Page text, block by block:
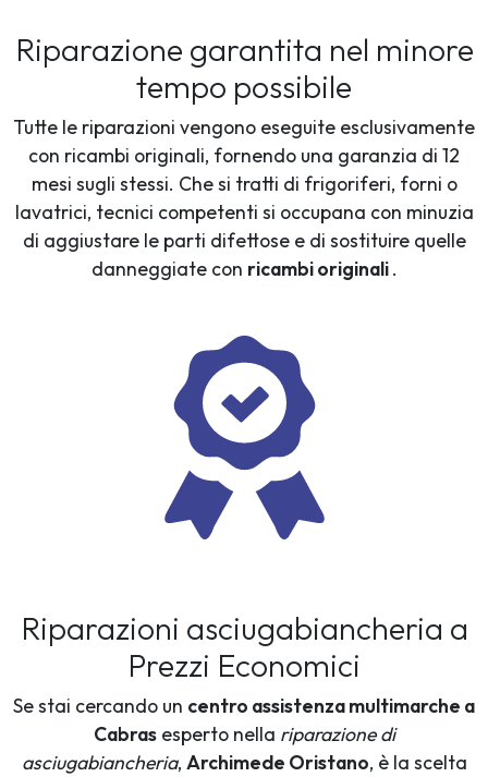
Riparazione garantita nel minore
tempo possibile
Tutte le riparazioni vengono eseguite esclusivamente
con ricambi originali, fornendo una garanzia di 12
mesi sugli stessi. Che si tratti di frigoriferi, forni o
lavatrici, tecnici competenti si occupana con minuzia
di aggiustare le parti difettose e di sostituire quelle
danneggiate con ricambi originali.
Riparazioni asciugabiancheria a
Prezzi Economici
Se stai cercando un centro assistenza multimarche a
Cabrasesperto nella riparazione di
asciugabiancheria, Archimede Oristano, è la scelta